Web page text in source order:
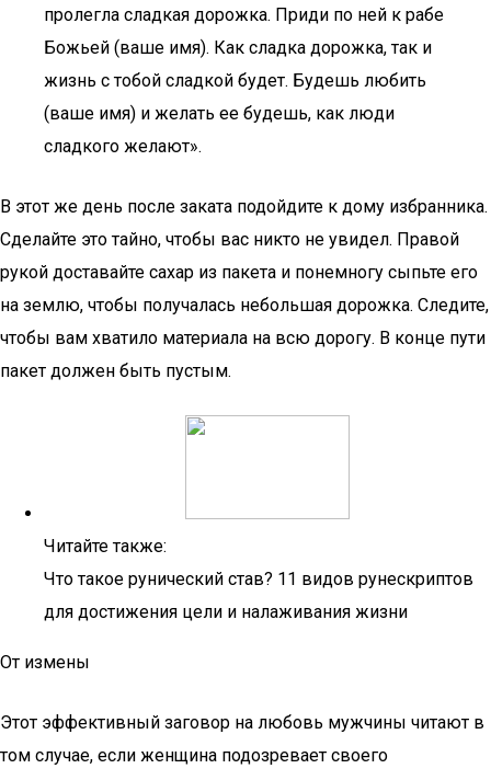
пролегла сладкая дорожка. Приди по ней к рабе
Божьей (ваше имя). Как сладка дорожка, так и
жизнь с тобой сладкой будет. Будешь любить
(ваше имя) и желать ее будешь, как люди
сладкого желают».
В этот же день после заката подойдите к дому избранника.
Сделайте это тайно, чтобы вас никто не увидел. Правой
рукой доставайте сахар из пакета и понемногу сыпьте его
на землю, чтобы получалась небольшая дорожка. Следите,
чтобы вам хватило материала на всю дорогу. В конце пути
пакет должен быть пустым.
Читайте также:
Что такое рунический став? 11 видов рунескриптов
для достижения цели и налаживания жизни
От измены
Этот эффективный заговор на любовь мужчины читают в
том случае, если женщина подозревает своего